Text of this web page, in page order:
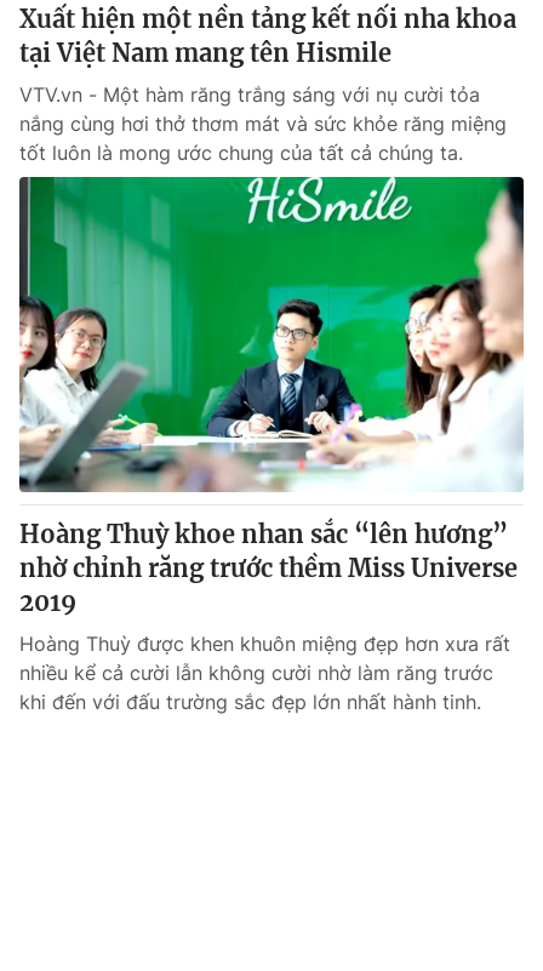
VTV9 VTV8
Liên hệ tòa soạn English
THỜI BÁO VTV
Theo dõi báo trên
Cơ quan chủ quản:
Đài Truyền hình Việt Nam
Cơ quan báo chí:
Thời báo VTV
Giấy phép hoạt động báo in và báo điện tử số 483/GP-BTTTT
cấp ngày 29/12/2023
Tổng Biên tập:Vũ Thanh Thủy
Phó Tổng Biên tập: Nguyễn Thị Mỹ Hạnh, Phạm Quốc Thắng,
Nguyễn Trọng Ninh
Tổng đài VTV:
Ðiện thoại Thời báo VTV:
024.66 897 897
Email: toasoan@vtv.vn
Liên hệ quảng cáo:024-7300.7108
Xuất hiện một nền tảng kết nối nha khoa
tại Việt Nam mang tên Hismile
VTV.vn - Một hàm răng trắng sáng với nụ cười tỏa
nắng cùng hơi thở thơm mát và sức khỏe răng miệng
tốt luôn là mong ước chung của tất cả chúng ta.
Hoàng Thuỳ khoe nhan sắc “lên hương”
nhờ chỉnh răng trước thềm Miss Universe
2019
Hoàng Thuỳ được khen khuôn miệng đẹp hơn xưa rất
nhiều kể cả cười lẫn không cười nhờ làm răng trước
khi đến với đấu trường sắc đẹp lớn nhất hành tinh.